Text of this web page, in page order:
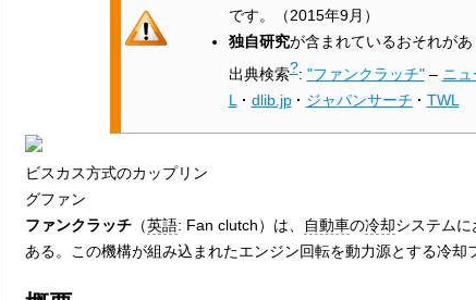
です。
（2015年9月 ）
独自研究が含まれているおそれがあ
出典検索?: "ファンクラッチ"– ニュ
L
· dlib.jp · ジャパンサーチ · TWL
ビスカス方式のカップリン
グファン
ファンクラッチ（英語: Fan clutch）は、 自動車の冷却システム
ある。この機構が組み込まれたエンジン回転を動力源とする冷却